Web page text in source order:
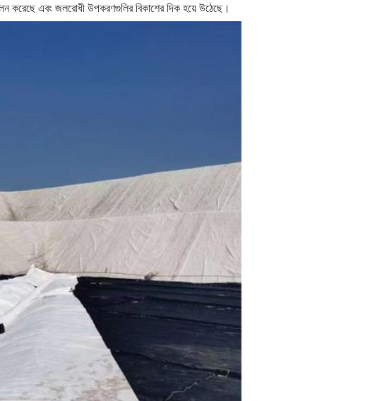
করেছে এবং জলরোধী উপকরণগুলির বিকাশের দিক হয়ে উঠেছে।